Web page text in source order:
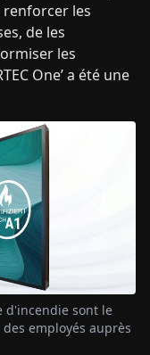
les
de les
les
One’ a été une
d'incendie sont le
employés auprès